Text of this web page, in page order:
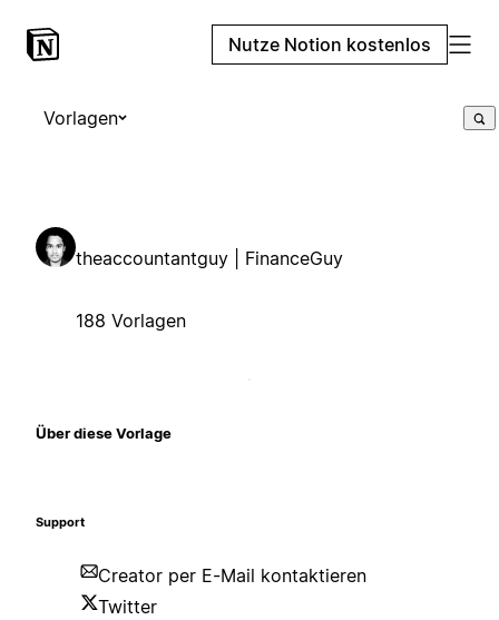
Nutze Notion kostenlos
Vorlagen
theaccountantguy | FinanceGuy
188 Vorlagen
Über diese Vorlage
Support
Creator per E-Mail kontaktieren
Twitter